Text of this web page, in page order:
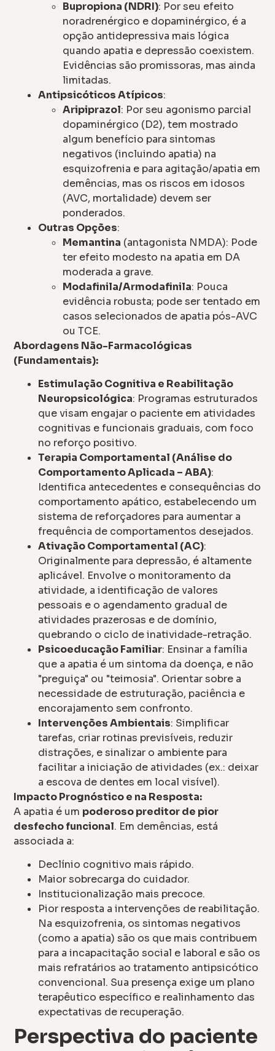
Bupropiona (NDRI): Por seu efeito
noradrenérgico e dopaminérgico, é a
opção antidepressiva mais lógica
quando apatia e depressão coexistem.
Evidências são promissoras, mas ainda
limitadas.
Antipsicóticos Atípicos:
Aripiprazol: Por seu agonismo parcial
dopaminérgico (D2), tem mostrado
algum benefício para sintomas
negativos (incluindo apatia) na
esquizofrenia e para agitação/apatia em
demências, mas os riscos em idosos
(AVC, mortalidade) devem ser
ponderados.
Outras Opções:
Memantina (antagonista NMDA): Pode
ter efeito modesto na apatia em DA
moderada a grave.
Modafinila/Armodafinila: Pouca
evidência robusta; pode ser tentado em
casos selecionados de apatia pós-AVC
ou TCE.
Abordagens Não-Farmacológicas
(Fundamentais):
Estimulação Cognitiva e Reabilitação
Neuropsicológica: Programas estruturados
que visam engajar o paciente em atividades
cognitivas e funcionais graduais, com foco
no reforço positivo.
Terapia Comportamental (Análise do
Comportamento Aplicada – ABA):
Identifica antecedentes e consequências do
comportamento apático, estabelecendo um
sistema de reforçadores para aumentar a
frequência de comportamentos desejados.
Ativação Comportamental (AC):
Originalmente para depressão, é altamente
aplicável. Envolve o monitoramento da
atividade, a identificação de valores
pessoais e o agendamento gradual de
atividades prazerosas e de domínio,
quebrando o ciclo de inatividade-retração.
Psicoeducação Familiar: Ensinar a família
que a apatia é um sintoma da doença, e não
"preguiça" ou "teimosia". Orientar sobre a
necessidade de estruturação, paciência e
encorajamento sem confronto.
Intervenções Ambientais: Simplificar
tarefas, criar rotinas previsíveis, reduzir
distrações, e sinalizar o ambiente para
facilitar a iniciação de atividades (ex.: deixar
a escova de dentes em local visível).
Impacto Prognóstico e na Resposta:
A apatia é um poderoso preditor de pior
desfecho funcional. Em demências, está
associada a:
Declínio cognitivo mais rápido.
Maior sobrecarga do cuidador.
Institucionalização mais precoce.
Pior resposta a intervenções de reabilitação.
Na esquizofrenia, os sintomas negativos
(como a apatia) são os que mais contribuem
para a incapacitação social e laboral e são os
mais refratários ao tratamento antipsicótico
convencional. Sua presença exige um plano
terapêutico específico e realinhamento das
expectativas de recuperação.
Perspectiva do paciente